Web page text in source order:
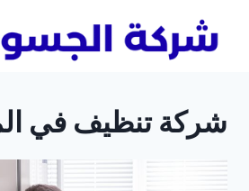
شركة تنظيف في